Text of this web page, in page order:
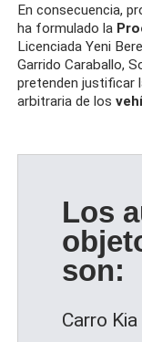
En consecuencia,
ha formulado la
Licenciada Yeni
Garrido Caraballo,
pretenden justificar
arbitraria de los
Los
son:
Carro